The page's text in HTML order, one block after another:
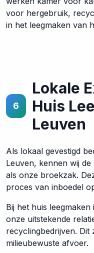
voor hergebruik,
in het leegmaken van
6
Lokale
Huis
Leuven
Als lokaal gevestigd
Leuven, kennen wij
als onze broekzak.
proces van inboedel
Bij het huis
onze uitstekende
recyclingbedrijven.
milieubewuste afvoer.